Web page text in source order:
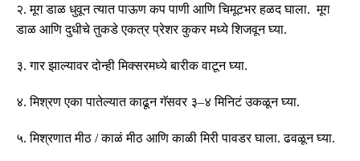
२.मूग डाळ धुवून त्यात पाऊण कप पाणी आणि चिमूटभर हळद घाला.मूग
डाळ आणि दुधीचे तुकडे एकत्र प्रेशर कुकर मध्ये शिजवून घ्या.
३.गार झाल्यावर दोन्ही मिक्सरमध्ये बारीक वाटून घ्या.
४.मिश्रण एका पातेल्यात काढून गॅसवर ३–४ मिनिटं उकळून घ्या.
५.मिश्रणात मीठ /काळं मीठ आणि काळी मिरी पावडर घाला.ढवळून घ्या.